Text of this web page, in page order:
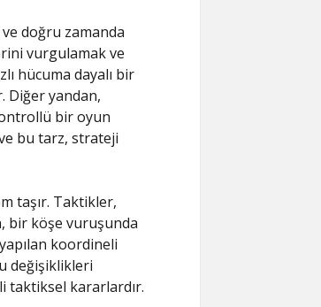
doğru zamanda
vurgulamak ve
hücuma dayalı bir
Diğer yandan,
bir oyun
bu tarz, strateji
taşır. Taktikler,
bir köşe vuruşunda
koordineli
değişiklikleri
taktiksel kararlardır.